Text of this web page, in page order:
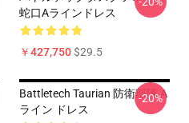
蛇口Aラインドレス
￥427,750$29.5
Battletech Taurian 防衛部隊 A
ライン ドレス
-20%